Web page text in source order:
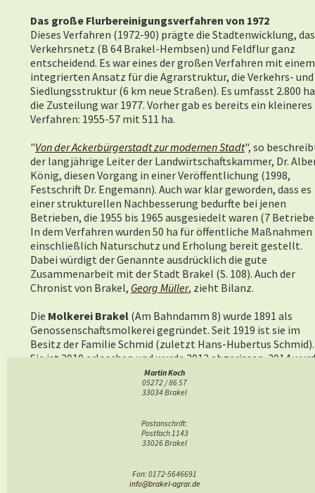
Das große Flurbereinigungsverfahren von 1972
Dieses Verfahren (1972-90) prägte die Stadtenwicklung, das
Verkehrsnetz (B 64 Brakel-Hembsen) und Feldflur ganz
entscheidend. Es war eines der großen Verfahren mit einem
integrierten Ansatz für die Agrarstruktur, die Verkehrs- und
Siedlungsstruktur (6 km neue Straßen). Es umfasst 2.800
die Zusteilung war 1977. Vorher gab es bereits ein kleineres
Verfahren: 1955-57 mit 511 ha.
"Von der Ackerbürgerstadt zur modernen Stadt", so
der langjährige Leiter der Landwirtschaftskammer, Dr.
König, diesen Vorgang in einer Veröffentlichung (1998,
Festschrift Dr. Engemann). Auch war klar geworden, dass es
einer strukturellen Nachbesserung bedurfte bei jenen
Betrieben, die 1955 bis 1965 ausgesiedelt waren (7
In dem Verfahren wurden 50 ha für öffentliche Maßnahmen
einschließlich Naturschutz und Erholung bereit gestellt.
Dabei würdigt der Genannte ausdrücklich die gute
Zusammenarbeit mit der Stadt Brakel (S. 108). Auch der
Chronist von Brakel, Georg Müller, zieht Bilanz.
Die Molkerei Brakel (Am Bahndamm 8) wurde 1891 als
Genossenschaftsmolkerei gegründet. Seit 1919 ist sie im
Besitz der Familie Schmid (zuletzt Hans-Hubertus Schmid).
Sie ist 2010 erloschen und wurde 2013 abgerissen. 2014
der Grundstein für eine Wohn- und Geschäftsviertel gelegt
mit einem Bauvolumen von 5,5 Mio. Euro.
Davon zeugt die Modexer Warte im Osten der Stadt. Als alte
Handelswege wie der Postweg, lassen sie sich noch
Gemeinschaftsflächen, die erst mit der Separation in
Hände aufgeteilt worden sind. (hier)
Martin Koch
05272 / 86 57
33034 Brakel
Postanschrift:
Postfach 1143
33026 Brakel
Fon: 0172-5646691
info@brakel-agrar.de